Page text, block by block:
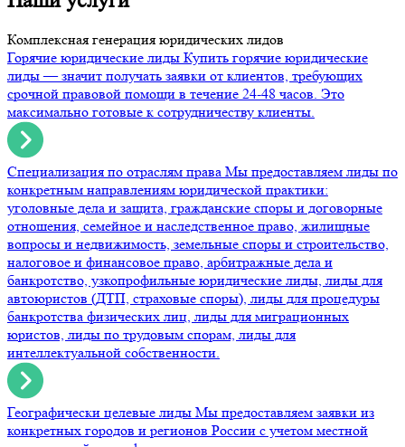
Комплексная генерация юридических лидов
Горячие юридические лиды Купить горячие юридические
лиды — значит получать заявки от клиентов, требующих
срочной правовой помощи в течение 24-48 часов. Это
максимально готовые к сотрудничеству клиенты.
Специализация по отраслям права Мы предоставляем лиды по
конкретным направлениям юридической практики:
уголовные дела и защита, гражданские споры и договорные
отношения, семейное и наследственное право, жилищные
вопросы и недвижимость, земельные споры и строительство,
налоговое и финансовое право, арбитражные дела и
банкротство, узкопрофильные юридические лиды, лиды для
автоюристов (ДТП, страховые споры), лиды для процедуры
банкротства физических лиц, лиды для миграционных
юристов, лиды по трудовым спорам, лиды для
интеллектуальной собственности.
Географически целевые лиды Мы предоставляем заявки из
конкретных городов и регионов России с учетом местной